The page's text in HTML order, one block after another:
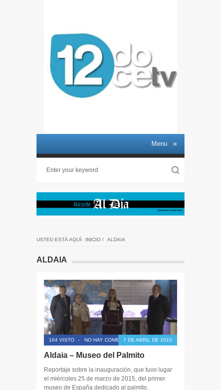
Menu ≡
USTED ESTÁ AQUÍ: INICIO / ALDAIA
ALDAIA
164 VISTO - NO HAY COMENTARIOS7 DE ABRIL DE 2015
Aldaia – Museo del Palmito
Reportaje sobre la inauguración, que tuvo lugar
el miércoles 25 de marzo de 2015, del primer
museo de España dedicado al palmito.